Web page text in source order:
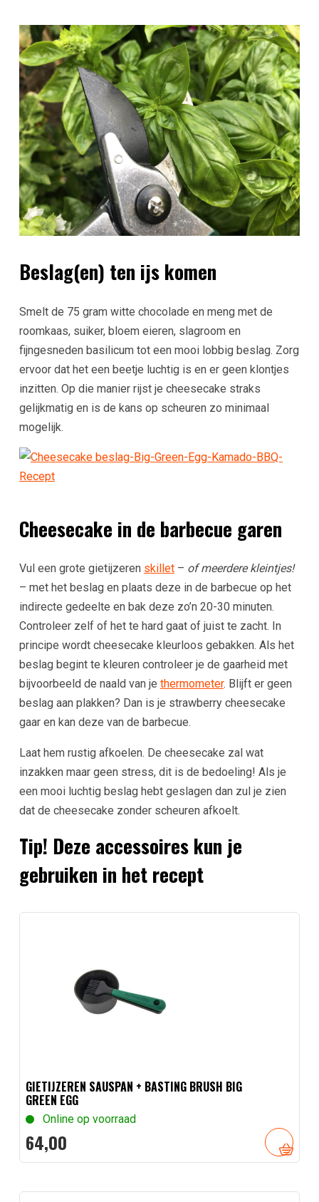
Beslag(en) ten ijs komen
Smelt de 75 gram witte chocolade en meng met de
roomkaas, suiker, bloem eieren, slagroom en
fijngesneden basilicum tot een mooi lobbig beslag. Zorg
ervoor dat het een beetje luchtig is en er geen klontjes
inzitten. Op die manier rijst je cheesecake straks
gelijkmatig en is de kans op scheuren zo minimaal
mogelijk.
Cheesecake in de barbecue garen
Vul een grote gietijzeren skillet– of meerdere kleintjes!
– met het beslag en plaats deze in de barbecue op het
indirecte gedeelte en bak deze zo’n 20-30 minuten.
Controleer zelf of het te hard gaat of juist te zacht. In
principe wordt cheesecake kleurloos gebakken. Als het
beslag begint te kleuren controleer je de gaarheid met
bijvoorbeeld de naald van je thermometer. Blijft er geen
beslag aan plakken? Dan is je strawberry cheesecake
gaar en kan deze van de barbecue.
Laat hem rustig afkoelen. De cheesecake zal wat
inzakken maar geen stress, dit is de bedoeling! Als je
een mooi luchtig beslag hebt geslagen dan zul je zien
dat de cheesecake zonder scheuren afkoelt.
Tip! Deze accessoires kun je
gebruiken in het recept
GIETIJZEREN SAUSPAN + BASTING BRUSH BIG
GREEN EGG
Online op voorraad
64,00